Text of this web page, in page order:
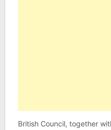
British Council, together